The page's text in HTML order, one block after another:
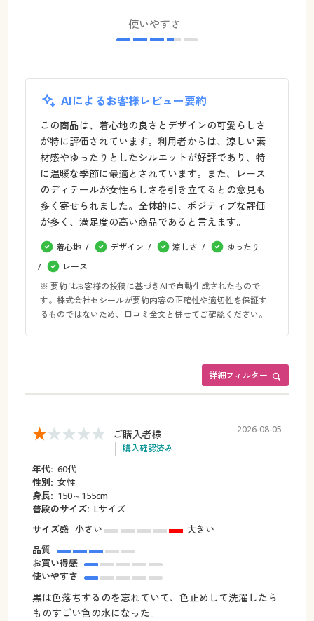
使いやすさ
AIによるお客様レビュー要約
この商品は、着心地の良さとデザインの可愛らしさ
が特に評価されています。利用者からは、涼しい素
材感やゆったりとしたシルエットが好評であり、特
に温暖な季節に最適とされています。また、レース
のディテールが女性らしさを引き立てるとの意見も
多く寄せられました。全体的に、ポジティブな評価
が多く、満足度の高い商品であると言えます。
着心地 デザイン 涼しさ
ゆったり
レース
※ 要約はお客様の投稿に基づきAIで自動生成されたもので
す。株式会社セシールが要約内容の正確性や適切性を保証す
るものではないため、口コミ全文と併せてご確認ください。
詳細フィルター
ご購入者様
購入確認済み
2026-08-05
年代: 60代
性別: 女性
身長: 150～155cm
普段のサイズ: Lサイズ
サイズ感 小さい
大きい
品質
お買い得感
使いやすさ
黒は色落ちするのを忘れていて、色止めして洗濯したら
ものすごい色の水になった。